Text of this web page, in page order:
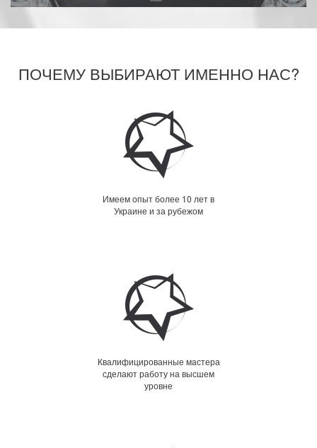
ПОЧЕМУ ВЫБИРАЮТ ИМЕННО НАС?
Имеем опыт более 10 лет в
Украине и за рубежом
Квалифицированные мастера
сделают работу на высшем
уровне